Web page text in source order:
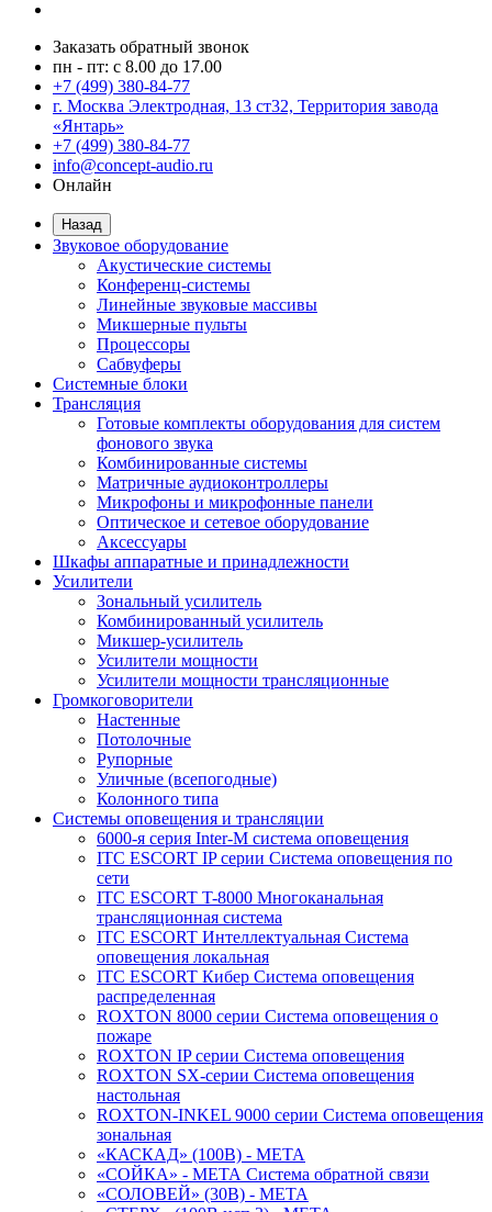
Заказать обратный звонок
пн - пт: с 8.00 до 17.00
+7 (499) 380-84-77
г. Москва Электродная, 13 ст32, Территория завода
«Янтарь»
+7 (499) 380-84-77
info@concept-audio.ru
Онлайн
Назад
Звуковое оборудование
Акустические системы
Конференц-системы
Линейные звуковые массивы
Микшерные пульты
Процессоры
Сабвуферы
Системные блоки
Трансляция
Готовые комплекты оборудования для систем
фонового звука
Комбинированные системы
Матричные аудиоконтроллеры
Микрофоны и микрофонные панели
Оптическое и сетевое оборудование
Аксессуары
Шкафы аппаратные и принадлежности
Усилители
Зональный усилитель
Комбинированный усилитель
Микшер-усилитель
Усилители мощности
Усилители мощности трансляционные
Громкоговорители
Настенные
Потолочные
Рупорные
Уличные (всепогодные)
Колонного типа
Системы оповещения и трансляции
6000-я серия Inter-M система оповещения
ITC ESCORT IP серии Система оповещения по
сети
ITC ESCORT T-8000 Многоканальная
трансляционная система
ITC ESCORT Интеллектуальная Система
оповещения локальная
ITC ESCORT Кибер Система оповещения
распределенная
ROXTON 8000 серии Система оповещения о
пожаре
ROXTON IP серии Система оповещения
ROXTON SX-серии Система оповещения
настольная
ROXTON-INKEL 9000 серии Система оповещения
зональная
«КАСКАД» (100В) - МЕТА
«СОЙКА» - МЕТА Система обратной связи
«СОЛОВЕЙ» (30В) - МЕТА